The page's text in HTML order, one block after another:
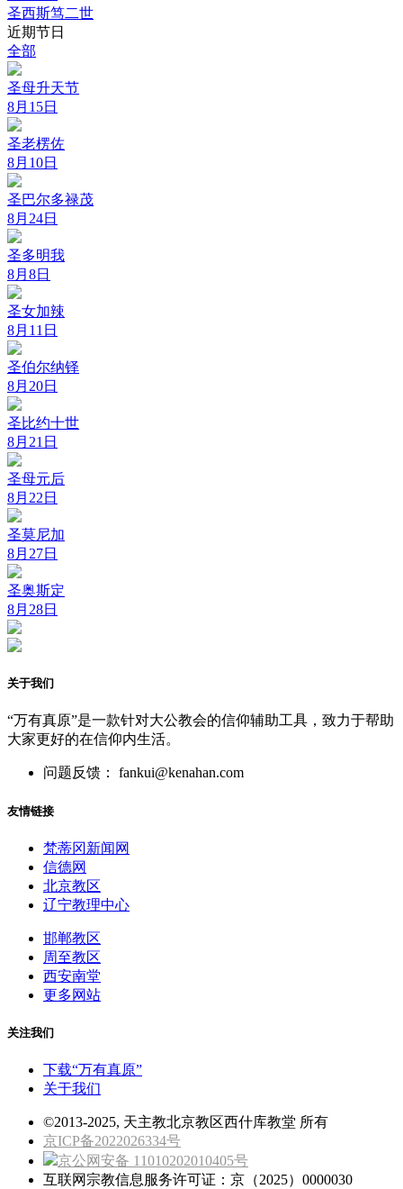
圣西斯笃二世
近期节日
全部
圣母升天节
8月15日
圣老楞佐
8月10日
圣巴尔多禄茂
8月24日
圣多明我
8月8日
圣女加辣
8月11日
圣伯尔纳铎
8月20日
圣比约十世
8月21日
圣母元后
8月22日
圣莫尼加
8月27日
圣奥斯定
8月28日
关于我们
“万有真原”是一款针对大公教会的信仰辅助工具，致力于帮助
大家更好的在信仰内生活。
问题反馈： fankui@kenahan.com
友情链接
梵蒂冈新闻网
信德网
北京教区
辽宁教理中心
邯郸教区
周至教区
西安南堂
更多网站
关注我们
下载“万有真原”
关于我们
©2013-2025, 天主教北京教区西什库教堂 所有
京ICP备2022026334号
京公网安备 11010202010405号
互联网宗教信息服务许可证：京（2025）0000030